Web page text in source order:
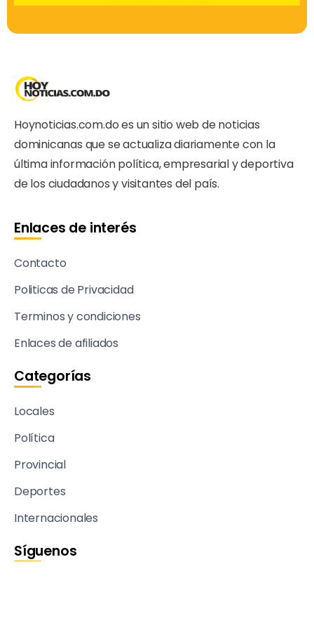
Hoynoticias.com.do es un sitio web de noticias
dominicanas que se actualiza diariamente con la
última información política, empresarial y deportiva
de los ciudadanos y visitantes del país.
Enlaces de interés
Contacto
Politicas de Privacidad
Terminos y condiciones
Enlaces de afiliados
Categorías
Locales
Política
Provincial
Deportes
Internacionales
Síguenos